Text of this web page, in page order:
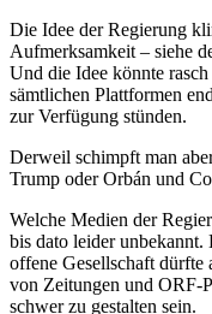
Die Idee der Regierung
Aufmerksamkeit – siehe
Und die Idee könnte
sämtlichen Plattformen
zur Verfügung stünden.
Derweil schimpft man
Trump oder Orbán und
Welche Medien der
bis dato leider
offene Gesellschaft dürfte
von Zeitungen und ORF-
schwer zu gestalten sein.